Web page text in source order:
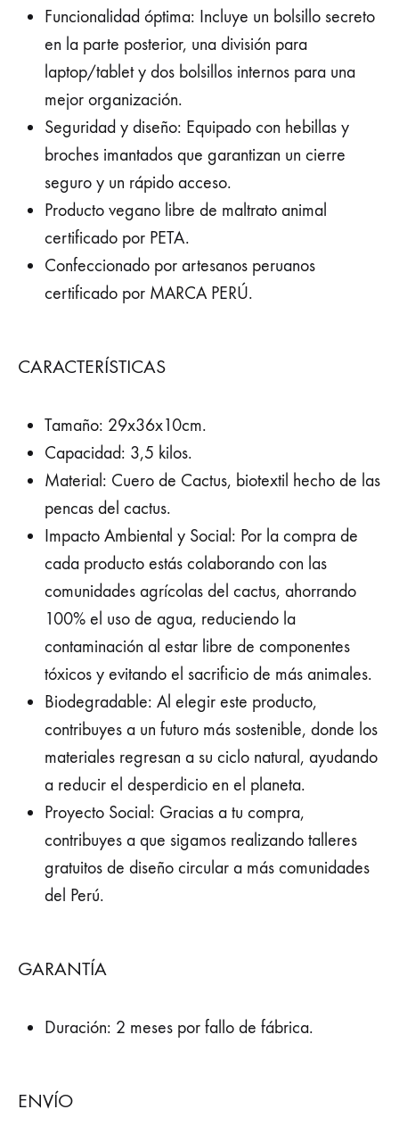
Funcionalidad óptima: Incluye un bolsillo secreto
en la parte posterior, una división para
laptop/tablet y dos bolsillos internos para una
mejor organización.
Seguridad y diseño: Equipado con hebillas y
broches imantados que garantizan un cierre
seguro y un rápido acceso.
Producto vegano libre de maltrato animal
certificado por PETA.
Confeccionado por artesanos peruanos
certificado por MARCA PERÚ.
CARACTERÍSTICAS
Tamaño: 29x36x10cm.
Capacidad: 3,5 kilos.
Material: Cuero de Cactus, biotextil hecho de las
pencas del cactus.
Impacto Ambiental y Social: Por la compra de
cada producto estás colaborando con las
comunidades agrícolas del cactus, ahorrando
100% el uso de agua, reduciendo la
contaminación al estar libre de componentes
tóxicos y evitando el sacrificio de más animales.
Biodegradable: Al elegir este producto,
contribuyes a un futuro más sostenible, donde los
materiales regresan a su ciclo natural, ayudando
a reducir el desperdicio en el planeta.
Proyecto Social: Gracias a tu compra,
contribuyes a que sigamos realizando talleres
gratuitos de diseño circular a más comunidades
del Perú.
GARANTÍA
Duración: 2 meses por fallo de fábrica.
ENVÍO